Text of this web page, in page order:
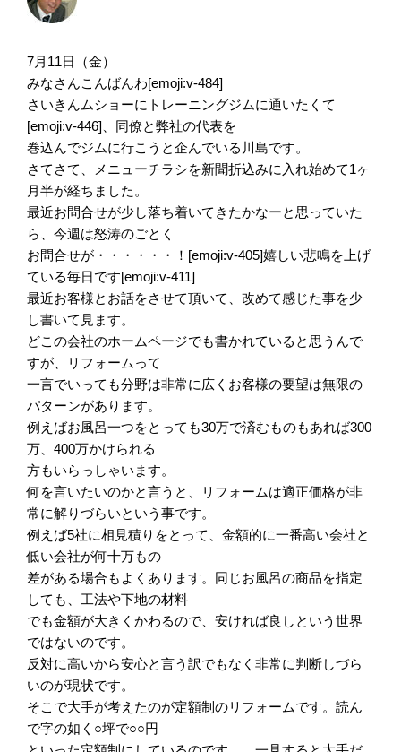
7月11日（金）
みなさんこんばんわ[emoji:v-484]
さいきんムショーにトレーニングジムに通いたくて
[emoji:v-446]、同僚と弊社の代表を
巻込んでジムに行こうと企んでいる川島です。
さてさて、メニューチラシを新聞折込みに入れ始めて1ヶ
月半が経ちました。
最近お問合せが少し落ち着いてきたかなーと思っていた
ら、今週は怒涛のごとく
お問合せが・・・・・・！[emoji:v-405]嬉しい悲鳴を上げ
ている毎日です[emoji:v-411]
最近お客様とお話をさせて頂いて、改めて感じた事を少
し書いて見ます。
どこの会社のホームページでも書かれていると思うんで
すが、リフォームって
一言でいっても分野は非常に広くお客様の要望は無限の
パターンがあります。
例えばお風呂一つをとっても30万で済むものもあれば300
万、400万かけられる
方もいらっしゃいます。
何を言いたいのかと言うと、リフォームは適正価格が非
常に解りづらいという事です。
例えば5社に相見積りをとって、金額的に一番高い会社と
低い会社が何十万もの
差がある場合もよくあります。同じお風呂の商品を指定
しても、工法や下地の材料
でも金額が大きくかわるので、安ければ良しという世界
ではないのです。
反対に高いから安心と言う訳でもなく非常に判断しづら
いのが現状です。
そこで大手が考えたのが定額制のリフォームです。読ん
で字の如く○坪で○○円